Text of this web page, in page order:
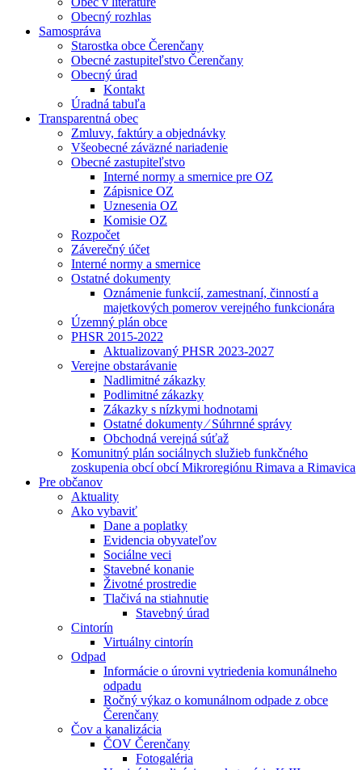
Obecný rozhlas
Samospráva
Starostka obce Čerenčany
Obecné zastupiteľstvo Čerenčany
Obecný úrad
Kontakt
Úradná tabuľa
Transparentná obec
Zmluvy, faktúry a objednávky
Všeobecné záväzné nariadenie
Obecné zastupiteľstvo
Interné normy a smernice pre OZ
Zápisnice OZ
Uznesenia OZ
Komisie OZ
Rozpočet
Záverečný účet
Interné normy a smernice
Ostatné dokumenty
Oznámenie funkcií, zamestnaní, činností a
majetkových pomerov verejného funkcionára
Územný plán obce
PHSR 2015-2022
Aktualizovaný PHSR 2023-2027
Verejne obstarávanie
Nadlimitné zákazky
Podlimitné zákazky
Zákazky s nízkymi hodnotami
Ostatné dokumenty ⁄ Súhrnné správy
Obchodná verejná súťaž
Komunitný plán sociálnych služieb funkčného
zoskupenia obcí obcí Mikroregiónu Rimava a Rimavica
Pre občanov
Aktuality
Ako vybaviť
Dane a poplatky
Evidencia obyvateľov
Sociálne veci
Stavebné konanie
Životné prostredie
Tlačivá na stiahnutie
Stavebný úrad
Cintorín
Virtuálny cintorín
Odpad
Informácie o úrovni vytriedenia komunálneho
odpadu
Ročný výkaz o komunálnom odpade z obce
Čerenčany
Čov a kanalizácia
ČOV Čerenčany
Fotogaléria